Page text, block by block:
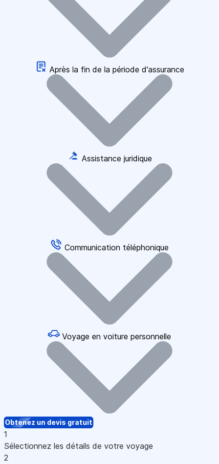
Après la fin de la période d'assurance
Assistance juridique
Communication téléphonique
Voyage en voiture personnelle
Obtenez un devis gratuit
1
Sélectionnez les détails de votre voyage
2